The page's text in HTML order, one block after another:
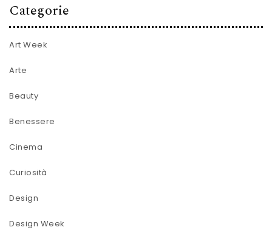
Categorie
Art Week
Arte
Beauty
Benessere
Cinema
Curiosità
Design
Design Week